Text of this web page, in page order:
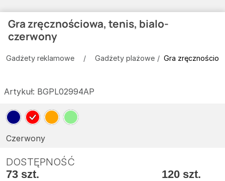
Gra zręcznościowa, tenis, bialo-
czerwony
Gadżety reklamowe Gadżety plażowe Gra
Artykuł: BGPL02994AP
Czerwony
DOSTĘPNOŚĆ
73 szt. 120 szt.